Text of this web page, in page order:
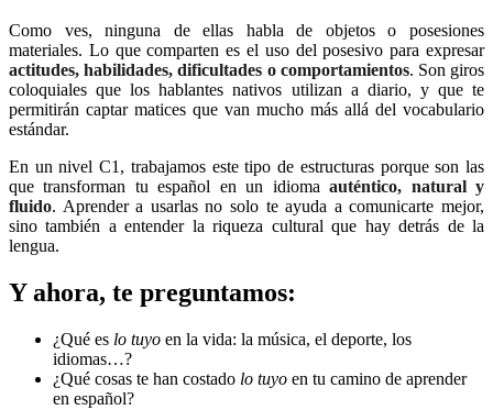
Como ves, ninguna de ellas habla de objetos o posesiones
materiales. Lo que comparten es el uso del posesivo para expresar
actitudes, habilidades, dificultades o comportamientos. Son giros
coloquiales que los hablantes nativos utilizan a diario, y que te
permitirán captar matices que van mucho más allá del vocabulario
estándar.
En un nivel C1, trabajamos este tipo de estructuras porque son las
que transforman tu español en un idiomaauténtico, natural y
fluido. Aprender a usarlas no solo te ayuda a comunicarte mejor,
sino también a entender la riqueza cultural que hay detrás de la
lengua.
Y ahora, te preguntamos:
¿Qué es lo tuyo en la vida: la música, el deporte, los
idiomas…?
¿Qué cosas te han costado lo tuyo en tu camino de aprender
en español?